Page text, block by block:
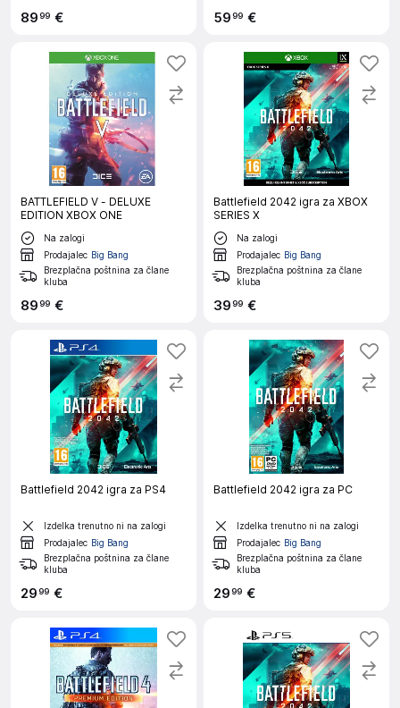
8999 € 5999 €
BATTLEFIELD V - DELUXE
EDITION XBOX ONE
Na zalogi
Prodajalec Big Bang
Brezplačna poštnina za člane
kluba
8999 €
Battlefield 2042 igra za XBOX
SERIES X
Na zalogi
Prodajalec Big Bang
Brezplačna poštnina za člane
kluba
3999 €
Battlefield 2042 igra za PS4
Izdelka trenutno ni na zalogi
Prodajalec Big Bang
Brezplačna poštnina za člane
kluba
2999 €
Battlefield 2042 igra za PC
Izdelka trenutno ni na zalogi
Prodajalec Big Bang
Brezplačna poštnina za člane
kluba
2999 €